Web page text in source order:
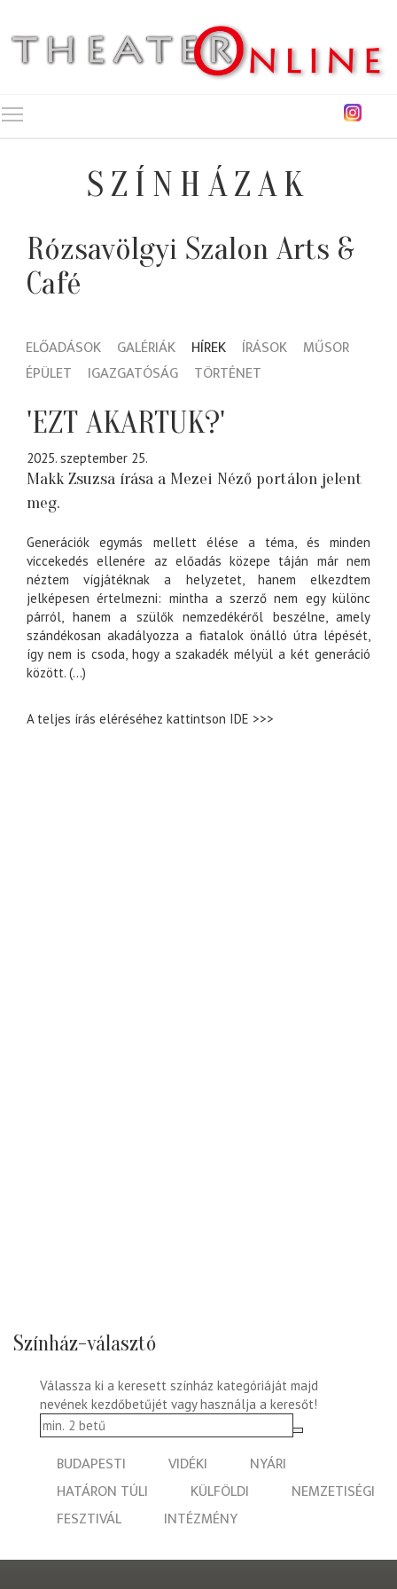
SZÍNHÁZAK
Rózsavölgyi Szalon Arts &
Café
ELŐADÁSOK GALÉRIÁK HÍREK ÍRÁSOK
MŰSOR
ÉPÜLET
IGAZGATÓSÁG TÖRTÉNET
'EZT AKARTUK?'
2025. szeptember 25.
Makk Zsuzsa írása a Mezei Néző portálon jelent
meg.
Generációk egymás mellett élése a téma, és minden
viccekedés ellenére az előadás közepe táján már nem
néztem vígjátéknak a helyzetet, hanem elkezdtem
jelképesen értelmezni: mintha a szerző nem egy különc
párról, hanem a szülők nemzedékéről beszélne, amely
szándékosan akadályozza a fiatalok önálló útra lépését,
így nem is csoda, hogy a szakadék mélyül a két generáció
között. (...)
A teljes írás eléréséhez kattintson IDE >>>
Színház-választó
Válassza ki a keresett színház kategóriáját majd
nevének kezdőbetűjét vagy használja a keresőt!
BUDAPESTI VIDÉKI
NYÁRI
HATÁRON TÚLI
KÜLFÖLDI
NEMZETISÉGI
FESZTIVÁL
INTÉZMÉNY